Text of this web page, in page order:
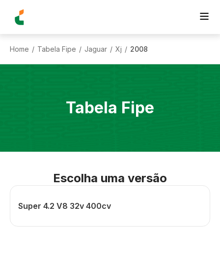
Home / Tabela Fipe / Jaguar / Xj / 2008
Tabela Fipe
Escolha uma versão
Super 4.2 V8 32v 400cv